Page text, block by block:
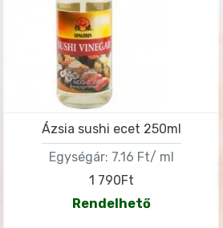
Egységár: 7.16 Ft/ ml
Ázsia sushi ecet 250ml
1 790Ft
Rendelhető